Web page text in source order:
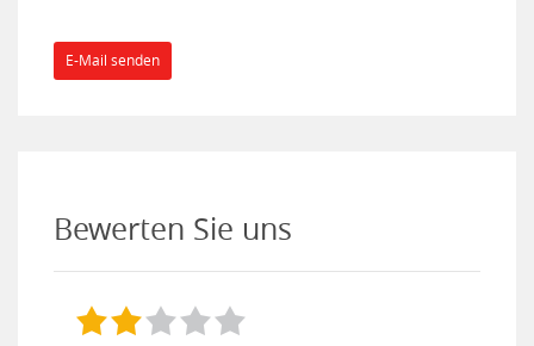
E-Mail senden
Bewerten Sie uns